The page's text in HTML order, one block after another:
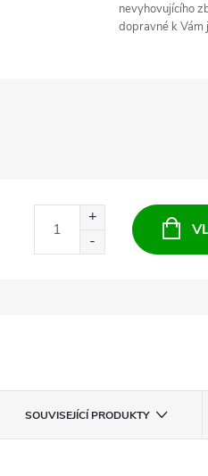
nevyhovujícího
dopravné k Vám
SOUVISEJÍCÍ PRODUKTY